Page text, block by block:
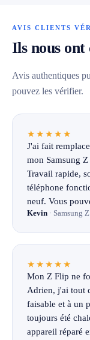
AVIS CLIENTS
Ils nous ont
Avis authentiques
pouvez les vérifier.
★★★★★
J'ai fait
mon Samsung
Travail rapide,
téléphone
neuf. Vous
Kevin · Samsung
★★★★★
Mon Z Flip ne
Adrien, j'ai tout
faisable et à un
toujours été
appareil réparé